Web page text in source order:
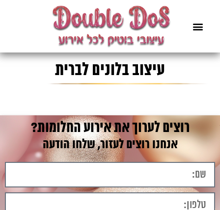
עיצוב בלונים לברית
רוצים לערוך את אירוע החלומות?
אנחנו רוצים לעזור, שלחו הודעה